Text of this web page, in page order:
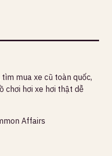
mua xe cũ toàn quốc,
chơi hơi xe hơi thật dễ
Affairs